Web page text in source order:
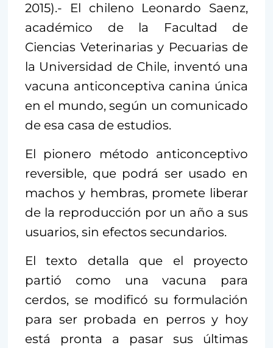
2015).- El chileno Leonardo Saenz,
académico de la Facultad de
Ciencias Veterinarias y Pecuarias de
la Universidad de Chile, inventó una
vacuna anticonceptiva canina única
en el mundo, según un comunicado
de esa casa de estudios.
El pionero método anticonceptivo
reversible, que podrá ser usado en
machos y hembras, promete liberar
de la reproducción por un año a sus
usuarios, sin efectos secundarios.
El texto detalla que el proyecto
partió como una vacuna para
cerdos, se modificó su formulación
para ser probada en perros y hoy
está pronta a pasar sus últimas